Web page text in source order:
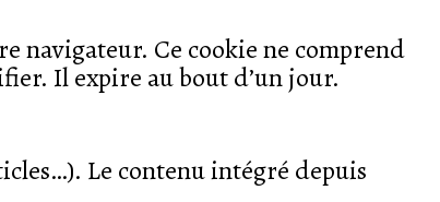
navigateur. Ce cookie ne comprend
Il expire au bout d’un jour.
Le contenu intégré depuis